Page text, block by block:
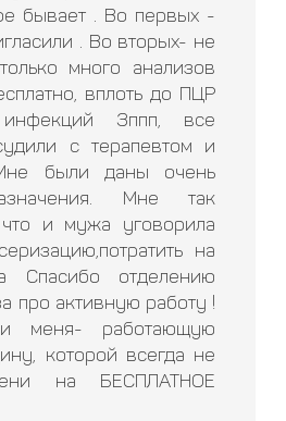
бывает . Во первых -
. Во вторых- не
много анализов
вплоть до ПЦР
Зппп, все
с терапевтом и
были даны очень
Мне так
и мужа уговорила
на
Спасибо отделению
про активную работу !
меня- работающую
которой всегда не
на БЕСПЛАТНОЕ